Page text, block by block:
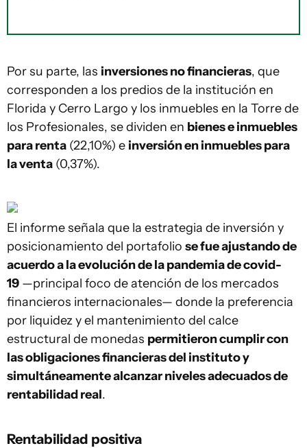
Por su parte, las inversiones no financieras, que
corresponden a los predios de la institución en
Florida y Cerro Largo y los inmuebles en la Torre de
los Profesionales, se dividen en bienes e inmuebles
para renta (22,10%) e inversión en inmuebles para
la venta (0,37%).
El informe señala que la estrategia de inversión y
posicionamiento del portafolio se fue ajustando de
acuerdo a la evolución de la pandemia de covid-
19 —principal foco de atención de los mercados
financieros internacionales— donde la preferencia
por liquidez y el mantenimiento del calce
estructural de monedas permitieron cumplir con
las obligaciones financieras del instituto y
simultáneamente alcanzar niveles adecuados de
rentabilidad real.
Rentabilidad positiva